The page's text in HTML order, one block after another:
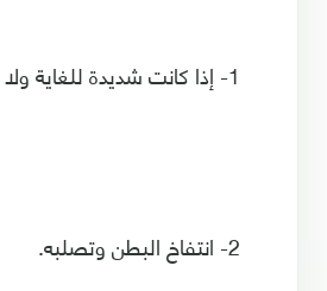
1- إذا كانت شديدة للغاية ولا تتلاشى.
2- انتفاخ البطن وتصلبه.